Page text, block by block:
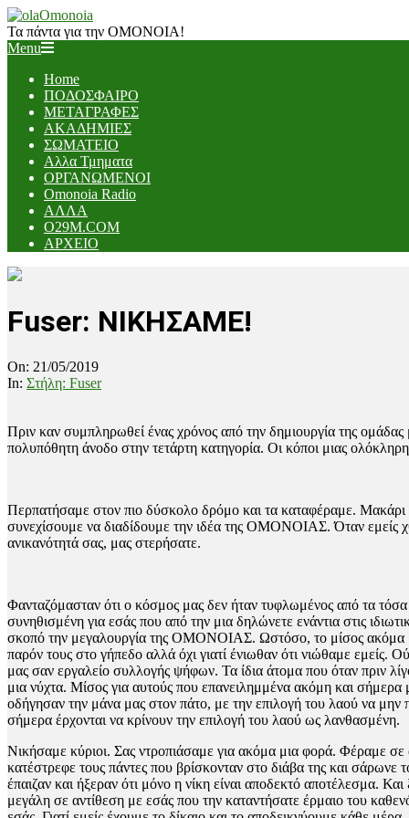
Skip
to
content
Τα πάντα για την ΟΜΟΝΟΙΑ!
Primary
Menu
Menu
Home
ΠΟΔΟΣΦΑΙΡΟ
ΜΕΤΑΓΡΑΦΕΣ
ΑΚΑΔΗΜΙΕΣ
ΣΩΜΑΤΕΙΟ
Αλλα Τμηματα
ΟΡΓΑΝΩΜΕΝΟΙ
Omonoia Radio
ΑΛΛΑ
O29M.COM
ΑΡΧΕΙΟ
Fuser: ΝΙΚΗΣΑΜΕ!
On: 21/05/2019
In: Στήλη: Fuser
Πριν καν συμπληρωθεί ένας χρόνος από την δημιουργία της
πολυπόθητη άνοδο στην τετάρτη κατηγορία. Οι κόποι μιας
Περπατήσαμε στον πιο δύσκολο δρόμο και τα καταφέραμε.
συνεχίσουμε να διαδίδουμε την ιδέα της ΟΜΟΝΟΙΑΣ. Όταν εμείς
ανικανότητά σας, μας στερήσατε.
Φανταζόμασταν ότι ο κόσμος μας δεν ήταν τυφλωμένος από τα
συνηθισμένη για εσάς που από την μια δηλώνετε ενάντια στις
σκοπό την μεγαλουργία της ΟΜΟΝΟΙΑΣ. Ωστόσο, το μίσος ακόμα
παρόν τους στο γήπεδο αλλά όχι γιατί ένιωθαν ότι νιώθαμε εμείς.
μας σαν εργαλείο συλλογής ψήφων. Τα ίδια άτομα που όταν
μια νύχτα. Μίσος για αυτούς που επανειλημμένα ακόμη και σήμερα
οδήγησαν την μάνα μας στον πάτο, με την επιλογή του λαού να μην
σήμερα έρχονται να κρίνουν την επιλογή του λαού ως λανθασμένη.
Νικήσαμε κύριοι. Σας ντροπιάσαμε για ακόμα μια φορά. Φέραμε
κατέστρεφε τους πάντες που βρίσκονταν στο διάβα της και
έπαιζαν και ήξεραν ότι μόνο η νίκη είναι αποδεκτό αποτέλεσμα.
μεγάλη σε αντίθεση με εσάς που την καταντήσατε έρμαιο του